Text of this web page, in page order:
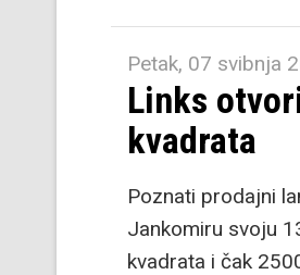
Petak, 07 svibnja
Links
kvadrata
Poznati prodajni
Jankomiru svoju
kvadrata i čak